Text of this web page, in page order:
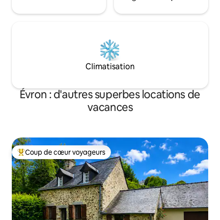
Climatisation
Évron : d'autres superbes locations de
vacances
Coups de cœur voyageurs les plus appréciés
Coup de cœur voyageurs